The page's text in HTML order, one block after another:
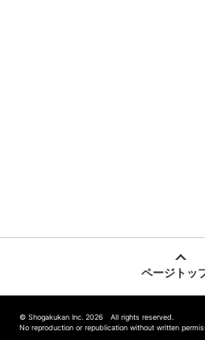
ページトッ
© Shogakukan Inc. 2026 All rights reserved.
No reproduction or republication without written